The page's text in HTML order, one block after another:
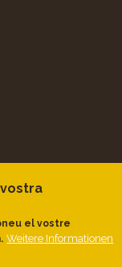
el vostre
Weitere Informationen